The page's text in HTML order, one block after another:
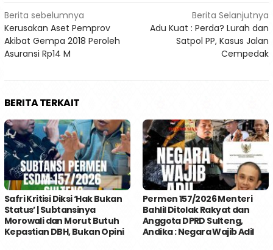
Navigasi
pos
Berita sebelumnya
Kerusakan Aset Pemprov
Akibat Gempa 2018 Peroleh
Asuransi Rp14 M
Berita Selanjutnya
Adu Kuat : Perda? Lurah dan
Satpol PP, Kasus Jalan
Cempedak
BERITA TERKAIT
Safri Kritisi Diksi ‘Hak Bukan
Status’ | Subtansinya
Morowali dan Morut Butuh
Kepastian DBH, Bukan Opini
Permen 157/2026 Menteri
Bahlil Ditolak Rakyat dan
Anggota DPRD Sulteng,
Andika : Negara Wajib Adil